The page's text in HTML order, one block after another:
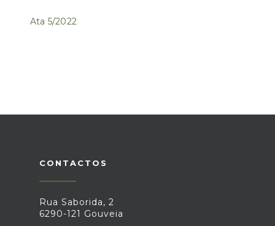
Ata 5/2022
CONTACTOS
Rua Saborida, 2
6290-121 Gouveia